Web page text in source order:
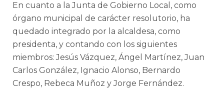
En cuanto a la Junta de Gobierno Local, como
órgano municipal de carácter resolutorio, ha
quedado integrado por la alcaldesa, como
presidenta, y contando con los siguientes
miembros: Jesús Vázquez, Ángel Martínez, Juan
Carlos González, Ignacio Alonso, Bernardo
Crespo, Rebeca Muñoz y Jorge Fernández.